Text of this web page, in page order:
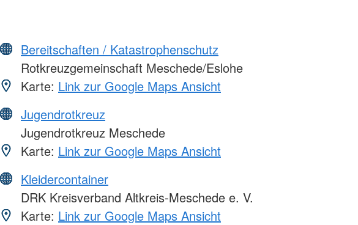
Bereitschaften / Katastrophenschutz
Rotkreuzgemeinschaft Meschede/Eslohe
Karte: Link zur Google Maps Ansicht
Jugendrotkreuz
Jugendrotkreuz Meschede
Karte: Link zur Google Maps Ansicht
Kleidercontainer
DRK Kreisverband Altkreis-Meschede e. V.
Karte: Link zur Google Maps Ansicht